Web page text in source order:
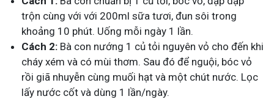
trộn cùng với với 200ml sữa tươi, đun sôi trong
khoảng 10 phút. Uống mỗi ngày 1 lần.
Cách 2: Bà con nướng 1 củ tỏi nguyên vỏ cho đến khi
cháy xém và có mùi thơm. Sau đó để nguội, bóc vỏ
rồi giã nhuyễn cùng muối hạt và một chút nước. Lọc
lấy nước cốt và dùng 1 lần/ngày.